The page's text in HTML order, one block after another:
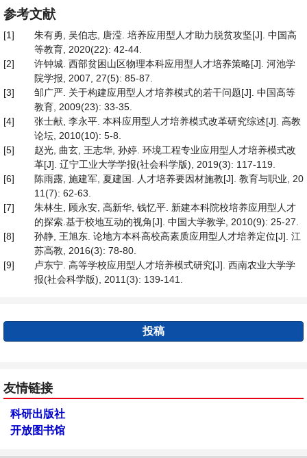
参考文献
[1]
朱有勇, 吴伯志, 唐滢. 培养应用型人才助力脱贫攻坚[J]. 中国高
等教育, 2020(22): 42-44.
[2]
许钟城. 西部贫困山区物理本科应用型人才培养策略[J]. 河池学
院学报, 2007, 27(5): 85-87.
[3]
邹广严. 关于构建应用型人才培养模式的若干问题[J]. 中国高等
教育, 2009(23): 33-35.
[4]
张士献, 李永平. 本科应用型人才培养模式改革研究综述[J]. 高教
论坛, 2010(10): 5-8.
[5]
赵光, 曲玄, 王志华, 孙婷. 环境工程专业应用型人才培养模式改
革[J]. 辽宁工业大学学报(社会科学版), 2019(3): 117-119.
[6]
陈雨露, 施建军, 夏建国. 人才培养要因材施教[J]. 教育与职业, 20
11(7): 62-63.
[7]
朱林生, 顾永安, 高新华, 钱忆平. 新建本科院校培养应用型人才
的探索.基于校地互动的视角[J]. 中国大学教学, 2010(9): 25-27.
[8]
孙静, 王旭东. 论地方本科高校高素质应用型人才培养定位[J]. 江
苏高教, 2016(3): 78-80.
[9]
卢东宁. 高等学校应用型人才培养模式研究[J]. 西南农业大学学
报(社会科学版), 2011(3): 139-141.
投稿
友情链接
科研出版社
开放图书馆